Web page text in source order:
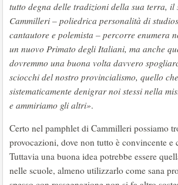
tutto degna delle tradizioni della sua terra, il
Cammilleri – poliedrica personalità di
cantautore e polemista – percorre enumera
un nuovo Primato degli Italiani, ma anche
dovremmo una buona volta davvero
sciocchi del nostro provincialismo, quello
sistematicamente denigrar noi stessi nella
e ammiriamo gli altri».
Certo nel pamphlet di Cammilleri possiamo
provocazioni, dove non tutto è convincente e
Tuttavia una buona idea potrebbe essere
nelle scuole, almeno utilizzarlo come sana